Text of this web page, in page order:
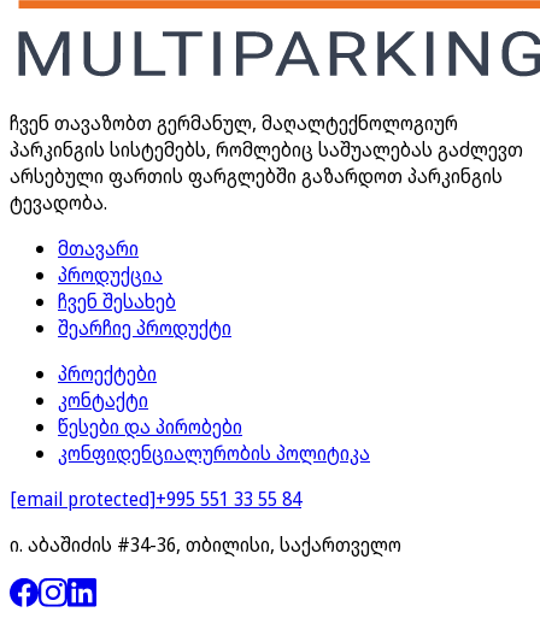
ჩვენ თავაზობთ გერმანულ, მაღალტექნოლოგიურ
პარკინგის სისტემებს, რომლებიც საშუალებას გაძლევთ
არსებული ფართის ფარგლებში გაზარდოთ პარკინგის
ტევადობა.
მთავარი
პროდუქცია
ჩვენ შესახებ
შეარჩიე პროდუქტი
პროექტები
კონტაქტი
წესები და პირობები
კონფიდენციალურობის პოლიტიკა
[email protected]+995 551 33 55 84
ი. აბაშიძის #34-36, თბილისი, საქართველო